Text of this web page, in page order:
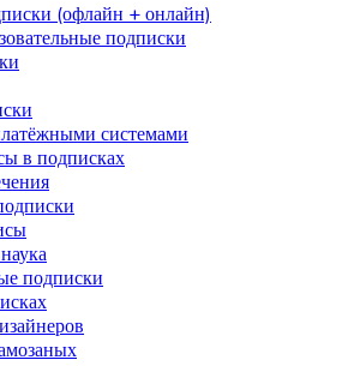
(офлайн + онлайн)
подписки
системами
в подписках
подписки